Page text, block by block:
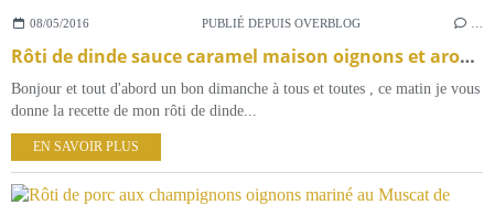
08/05/2016 PUBLIÉ DEPUIS OVERBLOG
Rôti de dinde sauce caramel maison oignons et aromates du sud .
Bonjour et tout d'abord un bon dimanche à tous et toutes , ce matin je vous
donne la recette de mon rôti de dinde...
EN SAVOIR PLUS